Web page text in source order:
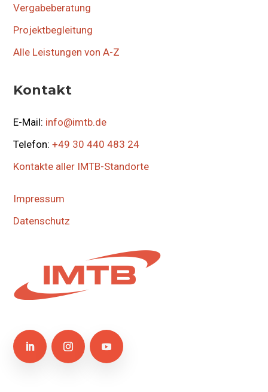
Vergabeberatung
Projektbegleitung
Alle Leistungen von A-Z
Kontakt
E-Mail: info@imtb.de
Telefon:+49 30 440 483 24
Kontakte aller IMTB-Standorte
Impressum
Datenschutz